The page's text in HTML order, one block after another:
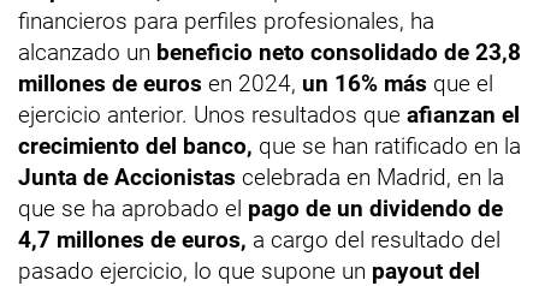
financieros para perfiles profesionales, ha
alcanzado un beneficio neto consolidado de 23,8
millones de euros en 2024, un 16% más que el
ejercicio anterior. Unos resultados que afianzan el
crecimiento del banco, que se han ratificado en la
Junta de Accionistas celebrada en Madrid, en la
que se ha aprobado el pago de un dividendo de
4,7 millones de euros, a cargo del resultado del
pasado ejercicio, lo que supone un payout del